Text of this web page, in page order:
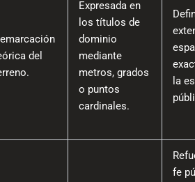
del
Expresada en
los títulos de
dominio
mediante
metros, grados
o puntos
cardinales.
la
fe